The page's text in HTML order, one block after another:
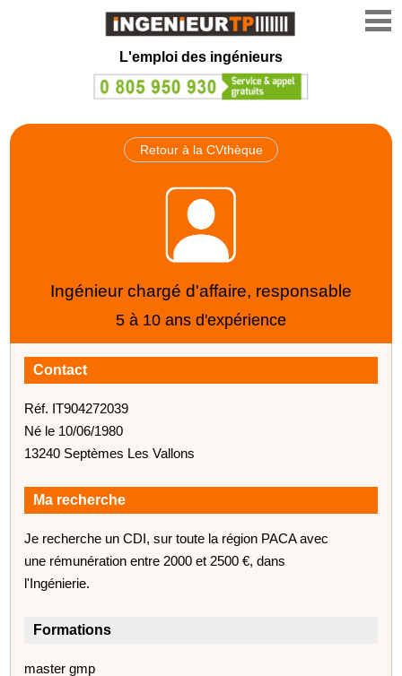
L'emploi des ingénieurs
Retour à la CVthèque
Ingénieur chargé d'affaire, responsable
5 à 10 ans d'expérience
Contact
Réf. IT904272039
Né le 10/06/1980
13240 Septèmes Les Vallons
Ma recherche
Je recherche un CDI, sur toute la région PACA avec
une rémunération entre 2000 et 2500 €, dans
l'Ingénierie.
Formations
master gmp